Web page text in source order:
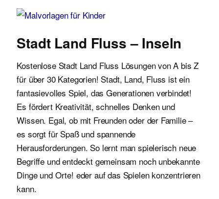
Malvorlagen für Kinder
Stadt Land Fluss – Inseln
Kostenlose Stadt Land Fluss Lösungen von A bis Z
für über 30 Kategorien! Stadt, Land, Fluss ist ein
fantasievolles Spiel, das Generationen verbindet!
Es fördert Kreativität, schnelles Denken und
Wissen. Egal, ob mit Freunden oder der Familie –
es sorgt für Spaß und spannende
Herausforderungen. So lernt man spielerisch neue
Begriffe und entdeckt gemeinsam noch unbekannte
Dinge und Orte! eder auf das Spielen konzentrieren
kann.